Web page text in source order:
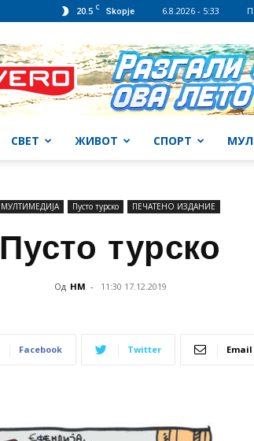
20.5 C Skopje 6.8.2026 - 5:33
СВЕТ ЖИВОТ СПОРТ
МУЛТИМЕДИЈА Пусто турско ПЕЧАТЕНО ИЗДАНИЕ
Пусто турско
Од НМ - 11:30 17.12.2019
Facebook Twitter Email